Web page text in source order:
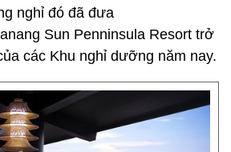
nghỉ đó đã đưa
Sun Penninsula Resort trở
các Khu nghỉ dưỡng năm nay.